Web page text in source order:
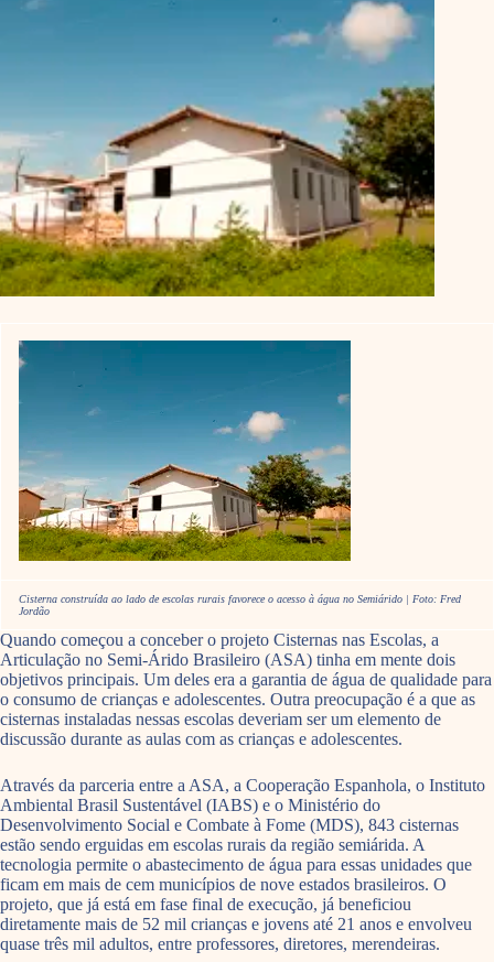
Cisterna construída ao lado de escolas rurais favorece o acesso à água no Semiárido | Foto: Fred
Jordão
Quando começou a conceber o projeto Cisternas nas Escolas, a
Articulação no Semi-Árido Brasileiro (ASA) tinha em mente dois
objetivos principais. Um deles era a garantia de água de qualidade para
o consumo de crianças e adolescentes. Outra preocupação é a que as
cisternas instaladas nessas escolas deveriam ser um elemento de
discussão durante as aulas com as crianças e adolescentes.
Através da parceria entre a ASA, a Cooperação Espanhola, o Instituto
Ambiental Brasil Sustentável (IABS) e o Ministério do
Desenvolvimento Social e Combate à Fome (MDS), 843 cisternas
estão sendo erguidas em escolas rurais da região semiárida. A
tecnologia permite o abastecimento de água para essas unidades que
ficam em mais de cem municípios de nove estados brasileiros. O
projeto, que já está em fase final de execução, já beneficiou
diretamente mais de 52 mil crianças e jovens até 21 anos e envolveu
quase três mil adultos, entre professores, diretores, merendeiras.